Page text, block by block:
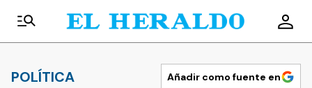
POLÍTICA Añadir como fuente en